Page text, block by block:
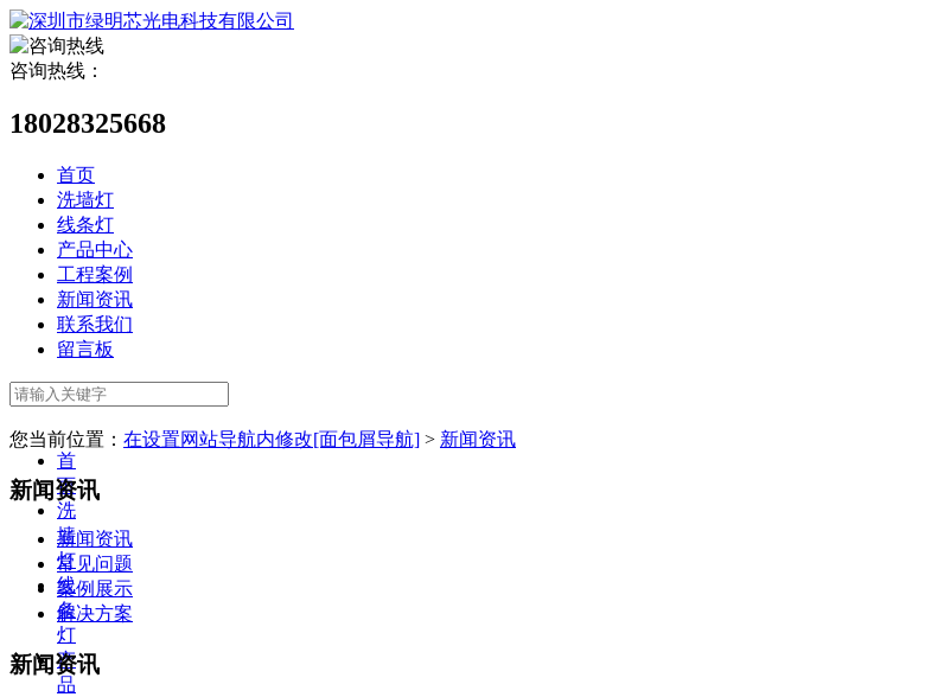
咨询热线：
18028325668
首页
洗墙灯
线条灯
产品中心
工程案例
新闻资讯
联系我们
留言板
首
页
洗
墙
灯
线
条
灯
产
品
您当前位置： 在设置网站导航内修改[面包屑导航] > 新闻资讯
新闻资讯
新闻资讯
常见问题
案例展示
解决方案
新闻资讯